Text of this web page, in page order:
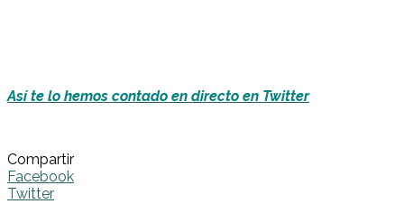
Así te lo hemos contado en directo en Twitter
Compartir
Facebook
Twitter